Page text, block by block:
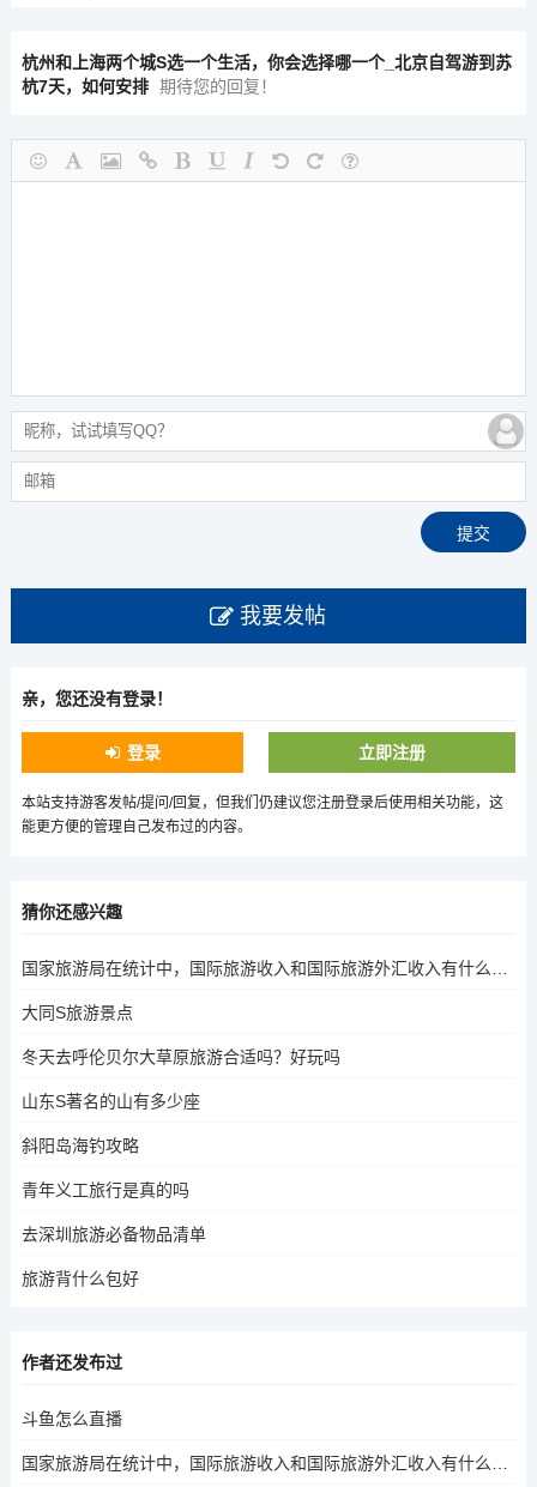
杭州和上海两个城S选一个生活，你会选择哪一个_北京自驾游到苏
杭7天，如何安排 期待您的回复！
我要发帖
亲，您还没有登录！
登录 立即注册
本站支持游客发帖/提问/回复，但我们仍建议您注册登录后使用相关功能，这
能更方便的管理自己发布过的内容。
猜你还感兴趣
大同S旅游景点
冬天去呼伦贝尔大草原旅游合适吗？好玩吗
山东S著名的山有多少座
斜阳岛海钓攻略
青年义工旅行是真的吗
去深圳旅游必备物品清单
旅游背什么包好
作者还发布过
斗鱼怎么直播